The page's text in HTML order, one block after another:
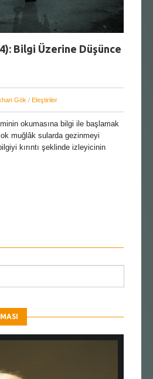
Bilgi Üzerine Düşünce
Gök / Eleştiriler
okumasına bilgi ile başlamak
muğlâk sularda gezinmeyi
kırıntı şeklinde izleyicinin